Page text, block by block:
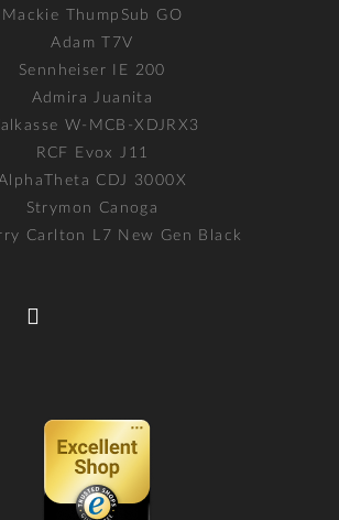
Mackie ThumpSub GO
Adam T7V
Sennheiser IE 200
Admira Juanita
W-MCB-XDJRX3
RCF Evox J11
CDJ 3000X
Strymon Canoga
Carlton L7 New Gen Black